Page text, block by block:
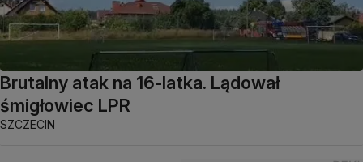
Brutalny atak na 16-latka. Lądował
śmigłowiec LPR
SZCZECIN